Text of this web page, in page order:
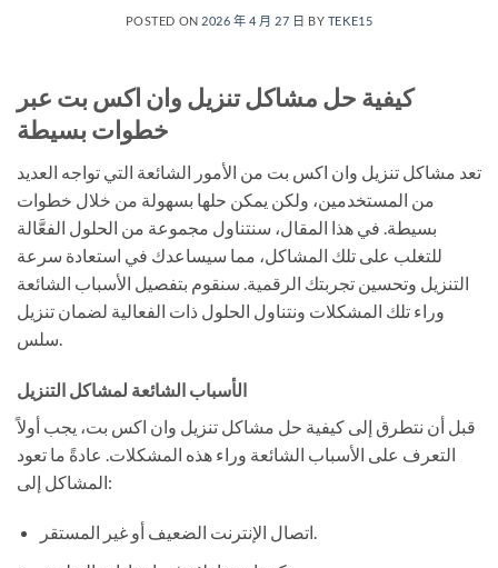
POSTED ON 2026 年 4 月 27 日 BY TEKE15
كيفية حل مشاكل تنزيل وان اكس بت عبر
خطوات بسيطة
تعد مشاكل تنزيل وان اكس بت من الأمور الشائعة التي تواجه العديد
من المستخدمين، ولكن يمكن حلها بسهولة من خلال خطوات
بسيطة. في هذا المقال، سنتناول مجموعة من الحلول الفعَّالة
للتغلب على تلك المشاكل، مما سيساعدك في استعادة سرعة
التنزيل وتحسين تجربتك الرقمية. سنقوم بتفصيل الأسباب الشائعة
وراء تلك المشكلات ونتناول الحلول ذات الفعالية لضمان تنزيل
الأسباب الشائعة لمشاكل التنزيل
قبل أن نتطرق إلى كيفية حل مشاكل تنزيل وان اكس بت، يجب أولاً
التعرف على الأسباب الشائعة وراء هذه المشكلات. عادةً ما تعود
المشاكل إلى:
اتصال الإنترنت الضعيف أو غير المستقر.